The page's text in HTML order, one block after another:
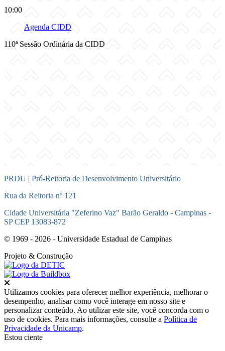
10:00
Agenda CIDD
110ª Sessão Ordinária da CIDD
PRDU | Pró-Reitoria de Desenvolvimento Universitário
Rua da Reitoria nº 121
Cidade Universitária "Zeferino Vaz" Barão Geraldo - Campinas -
SP CEP 13083-872
© 1969 - 2026 - Universidade Estadual de Campinas
Projeto & Construção
Utilizamos cookies para oferecer melhor experiência, melhorar o
desempenho, analisar como você interage em nosso site e
personalizar conteúdo. Ao utilizar este site, você concorda com o
uso de cookies. Para mais informações, consulte a Política de
Privacidade da Unicamp.
Estou ciente